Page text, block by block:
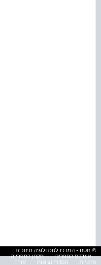
© מטח - המרכז לטכנולוגיה חינוכית
אינדקס הספרים
תקנון הספרייה
פרטיות
הסדרי נגישות עזרה